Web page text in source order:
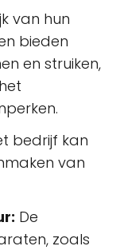
van hun
bieden
en struiken,
bedrijf kan
van
De
zoals